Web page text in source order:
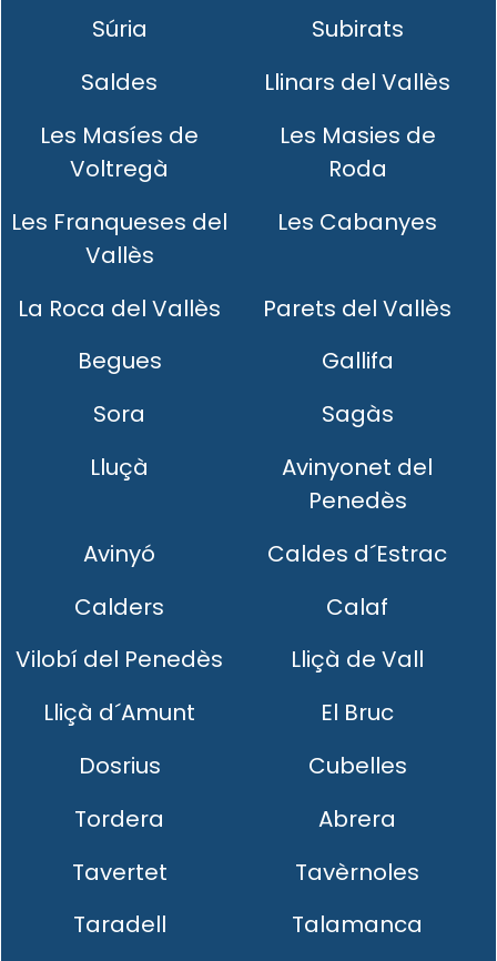
Súria
Subirats
Saldes
Llinars del Vallès
Les Masíes de
Voltregà
Les Masies de
Roda
Les Franqueses del
Vallès
Les Cabanyes
La Roca del Vallès
Parets del Vallès
Begues
Gallifa
Sora
Sagàs
Lluçà
Avinyonet del
Penedès
Avinyó
Caldes d´Estrac
Calders
Calaf
Vilobí del Penedès
Lliçà de Vall
Lliçà d´Amunt
El Bruc
Dosrius
Cubelles
Tordera
Abrera
Tavertet
Tavèrnoles
Taradell
Talamanca